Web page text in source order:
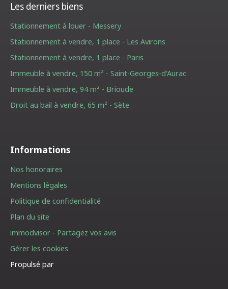
Les derniers biens
Stationnement à louer - Messery
Stationnement à vendre, 1 place - Les Avirons
Stationnement à vendre, 1 place - Paris
Immeuble à vendre, 150 m² - Saint-Georges-d'Aurac
Immeuble à vendre, 94 m² - Brioude
Droit au bail à vendre, 65 m² - Sète
Informations
Nos honoraires
Mentions légales
Politique de confidentialité
Plan du site
immodvisor - Partagez vos avis
Gérer les cookies
Propulsé par